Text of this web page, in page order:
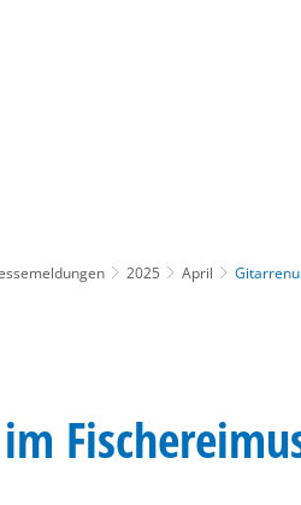
2025 April